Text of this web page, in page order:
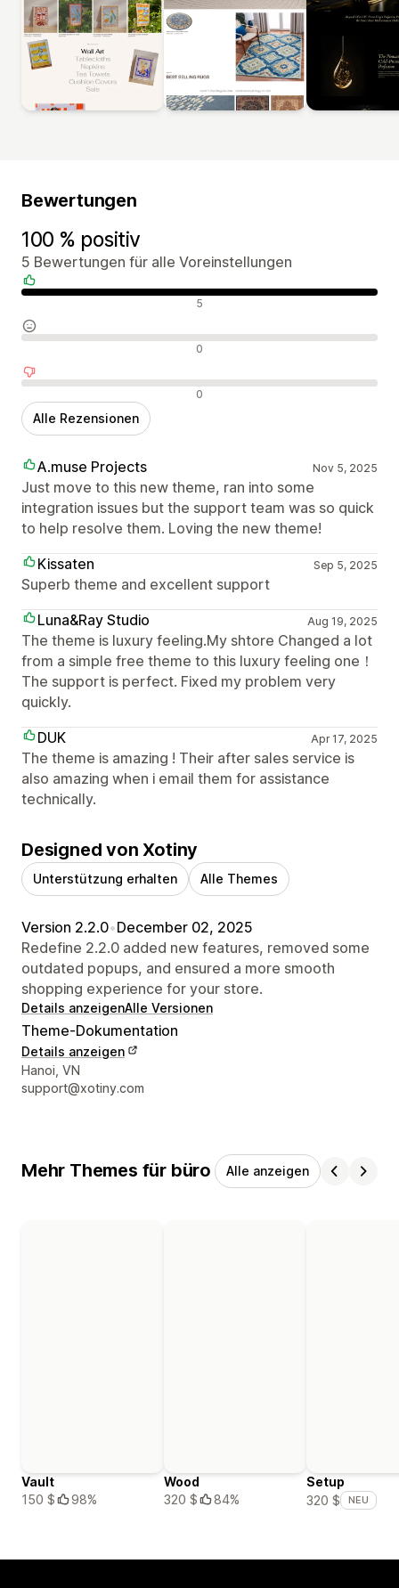
Bewertungen
100 % positiv
5 Bewertungen für alle Voreinstellungen
Positive Bewertungen 5
Neutrale Bewertungen 0
Negative Bewertungen 0
Alle Rezensionen
A.muse Projects Nov 5, 2025
Just move to this new theme, ran into some
integration issues but the support team was so quick
to help resolve them. Loving the new theme!
Kissaten
Sep 5, 2025
Superb theme and excellent support
Luna&Ray Studio
Aug 19, 2025
The theme is luxury feeling.My shtore Changed a lot
from a simple free theme to this luxury feeling one！
The support is perfect. Fixed my problem very
quickly.
DUK
Apr 17, 2025
The theme is amazing ! Their after sales service is
also amazing when i email them for assistance
technically.
Designed von Xotiny
Unterstützung erhalten Alle Themes
Version 2.2.0•December 02, 2025
Redefine 2.2.0 added new features, removed some
outdated popups, and ensured a more smooth
shopping experience for your store.
Details anzeigenAlle Versionen
Theme-Dokumentation
Details anzeigen
Designer-Kontaktdaten
Hanoi, VN
support@xotiny.com
Mehr Themes für büro Alle anzeigen
Vault
150 $
98%
Wood
320 $
84%
Setup
320 $
NEU